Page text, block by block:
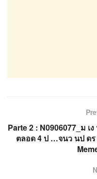
Parte 2 : N0906077_ม เ
ตลอด 4 ป …จนว นป ด